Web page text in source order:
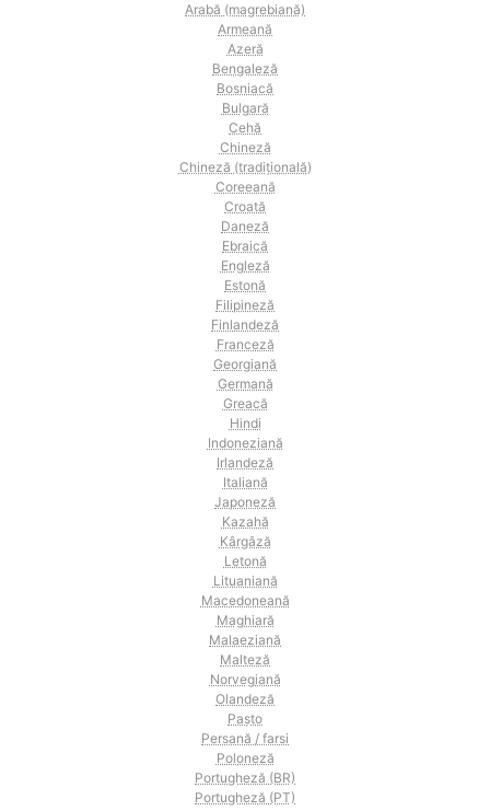
Arabă (magrebiană)
Armeană
Azeră
Bengaleză
Bosniacă
Bulgară
Cehă
Chineză
Chineză (tradițională)
Coreeană
Croată
Daneză
Ebraică
Engleză
Estonă
Filipineză
Finlandeză
Franceză
Georgiană
Germană
Greacă
Hindi
Indoneziană
Irlandeză
Italiană
Japoneză
Kazahă
Kârgâză
Letonă
Lituaniană
Macedoneană
Maghiară
Malaeziană
Malteză
Norvegiană
Olandeză
Pașto
Persană / farsi
Poloneză
Portugheză (BR)
Portugheză (PT)